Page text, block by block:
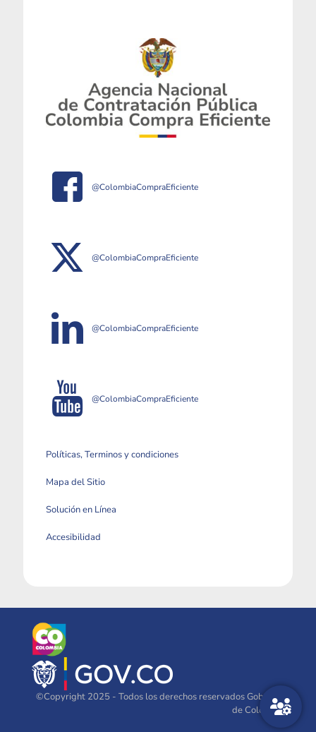
@ColombiaCompraEficiente
@ColombiaCompraEficiente
@ColombiaCompraEficiente
@ColombiaCompraEficiente
Políticas, Terminos y condiciones
Mapa del Sitio
Solución en Línea
Accesibilidad
©Copyright 2025 - Todos los derechos reservados Gobierno
de Colombia